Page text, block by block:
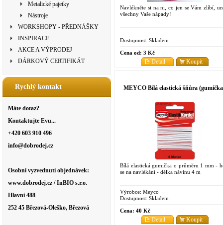
Metalické pajetky
Nástroje
WORKSHOPY - PŘEDNÁŠKY
INSPIRACE
AKCE A VÝPRODEJ
DÁRKOVÝ CERTIFIKÁT
Rychlý kontakt
Máte dotaz?
Kontaktujte Evu...
+420 603 910 496
info@dobrodej.cz
Osobní vyzvednutí objednávek:
www.dobrodej.cz / InBIO s.r.o.
Hlavní 488
252 45 Březová-Oleško, Březová
Navlékněte si na ni, co jen se Vám zlíbí,
všechny Vaše nápady!
Dostupnost: Skladem
Cena od: 3 Kč
Koupit
Detail
MEYCO Bílá elastická šňůra
Bílá elastická gumička o průměru 1 mm -
se na navlékání - délka návinu 4 m
Výrobce: Meyco
Dostupnost: Skladem
Cena: 40 Kč
Koupit
Detail